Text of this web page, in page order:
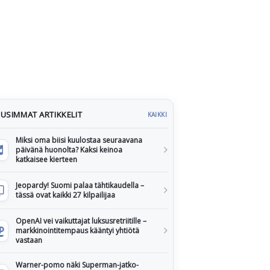
ARTIKKELIT KAIKKI
Miksi oma biisi kuulostaa seuraavana
päivänä huonolta? Kaksi keinoa
katkaisee kierteen
Jeopardy! Suomi palaa tähtikaudella –
tässä ovat kaikki 27 kilpailijaa
OpenAI vei vaikuttajat luksusretriitille –
markkinointitempaus kääntyi yhtiötä
vastaan
Warner-pomo näki Superman-jatko-